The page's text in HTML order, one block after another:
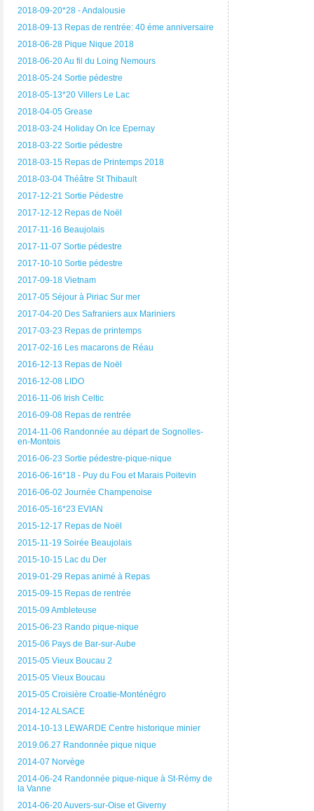
2018-09-20*28 - Andalousie
2018-09-13 Repas de rentrée: 40 éme anniversaire
2018-06-28 Pique Nique 2018
2018-06-20 Au fil du Loing Nemours
2018-05-24 Sortie pédestre
2018-05-13*20 Villers Le Lac
2018-04-05 Grease
2018-03-24 Holiday On Ice Epernay
2018-03-22 Sortie pédestre
2018-03-15 Repas de Printemps 2018
2018-03-04 Théâtre St Thibault
2017-12-21 Sortie Pédestre
2017-12-12 Repas de Noël
2017-11-16 Beaujolais
2017-11-07 Sortie pédestre
2017-10-10 Sortie pédestre
2017-09-18 Vietnam
2017-05 Séjour à Piriac Sur mer
2017-04-20 Des Safraniers aux Mariniers
2017-03-23 Repas de printemps
2017-02-16 Les macarons de Réau
2016-12-13 Repas de Noël
2016-12-08 LIDO
2016-11-06 Irish Celtic
2016-09-08 Repas de rentrée
2014-11-06 Randonnée au départ de Sognolles-
en-Montois
2016-06-23 Sortie pédestre-pique-nique
2016-06-16*18 - Puy du Fou et Marais Poitevin
2016-06-02 Journée Champenoise
2016-05-16*23 EVIAN
2015-12-17 Repas de Noël
2015-11-19 Soirée Beaujolais
2015-10-15 Lac du Der
2019-01-29 Repas animé à Repas
2015-09-15 Repas de rentrée
2015-09 Ambleteuse
2015-06-23 Rando pique-nique
2015-06 Pays de Bar-sur-Aube
2015-05 Vieux Boucau 2
2015-05 Vieux Boucau
2015-05 Croisière Croatie-Monténégro
2014-12 ALSACE
2014-10-13 LEWARDE Centre historique minier
2019.06.27 Randonnée pique nique
2014-07 Norvège
2014-06-24 Randonnée pique-nique à St-Rémy de
la Vanne
2014-06-20 Auvers-sur-Oise et Giverny